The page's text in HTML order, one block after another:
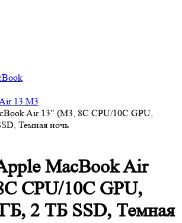
13 M3
Air 13" (M3, 8C CPU/10C GPU,
Темная ночь
MacBook Air
CPU/10C GPU,
2 ТБ SSD, Темная